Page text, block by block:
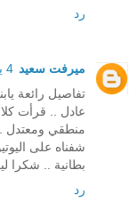
رد
ميرفت سعيد 4 يناير 2012 في 1:01 ص
تفاصيل رائعة
عادل .. قرأت
منطقي ومعتدل ..
شفناه على
بطانية .. شكرا
رد